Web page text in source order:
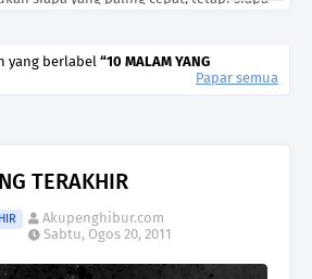
pula menikah hanya kerana
manusia
yang berlabel 10 MALAM YANG
Papar semua
TERAKHIR
Akupenghibur.com
Sabtu, Ogos 20, 2011